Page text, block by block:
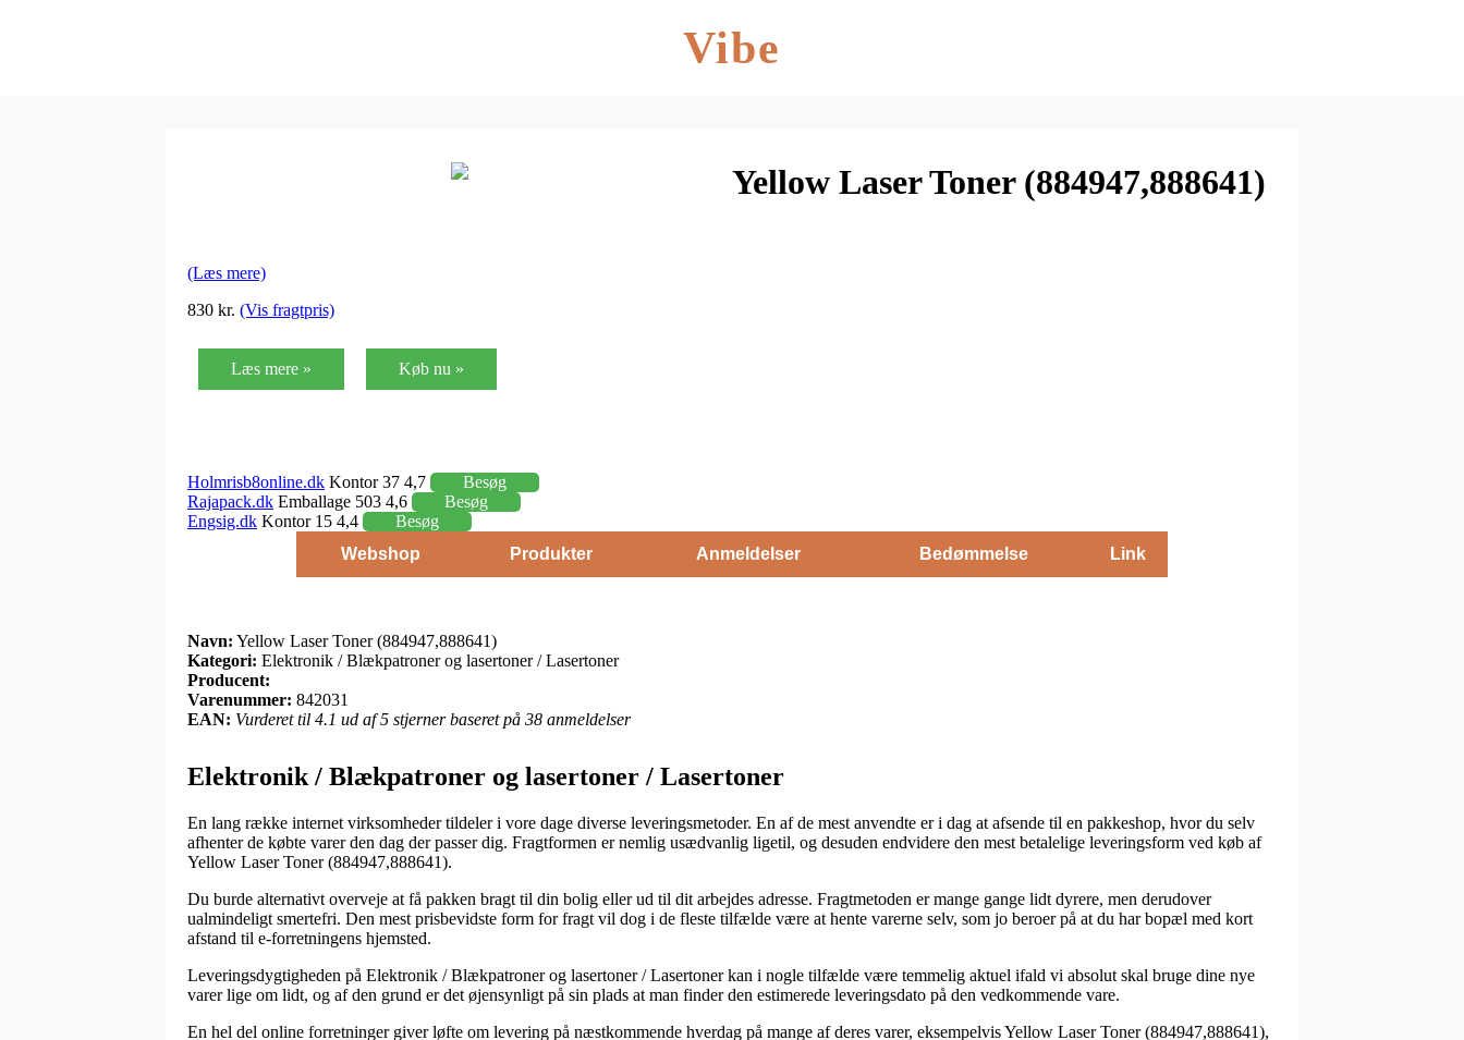
Vibe
Yellow Laser Toner (884947,888641)
(Læs mere)
830 kr. (Vis fragtpris)
Læs mere » Køb nu »
Holmrisb8online.dk Kontor 37 4,7
Besøg
Rajapack.dk Emballage 503 4,6
Besøg
Engsig.dk Kontor 15 4,4
Besøg
Webshop
Produkter Anmeldelser Bedømmelse Link
Navn: Yellow Laser Toner (884947,888641)
Kategori: Elektronik / Blækpatroner og lasertoner / Lasertoner
Producent:
Varenummer: 842031
EAN: Vurderet til 4.1 ud af 5 stjerner baseret på 38 anmeldelser
Elektronik / Blækpatroner og lasertoner / Lasertoner
En lang række internet virksomheder tildeler i vore dage diverse leveringsmetoder. En af de mest anvendte er i dag at afsende til en pakkeshop, hvor du selv
afhenter de købte varer den dag der passer dig. Fragtformen er nemlig usædvanlig ligetil, og desuden endvidere den mest betalelige leveringsform ved køb af
Yellow Laser Toner (884947,888641).
Du burde alternativt overveje at få pakken bragt til din bolig eller ud til dit arbejdes adresse. Fragtmetoden er mange gange lidt dyrere, men derudover
ualmindeligt smertefri. Den mest prisbevidste form for fragt vil dog i de fleste tilfælde være at hente varerne selv, som jo beroer på at du har bopæl med kort
afstand til e-forretningens hjemsted.
Leveringsdygtigheden på Elektronik / Blækpatroner og lasertoner / Lasertoner kan i nogle tilfælde være temmelig aktuel ifald vi absolut skal bruge dine nye
varer lige om lidt, og af den grund er det øjensynligt på sin plads at man finder den estimerede leveringsdato på den vedkommende vare.
En hel del online forretninger giver løfte om levering på næstkommende hverdag på mange af deres varer, eksempelvis Yellow Laser Toner (884947,888641),